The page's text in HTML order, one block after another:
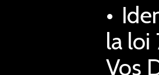
•
la loi
Vos